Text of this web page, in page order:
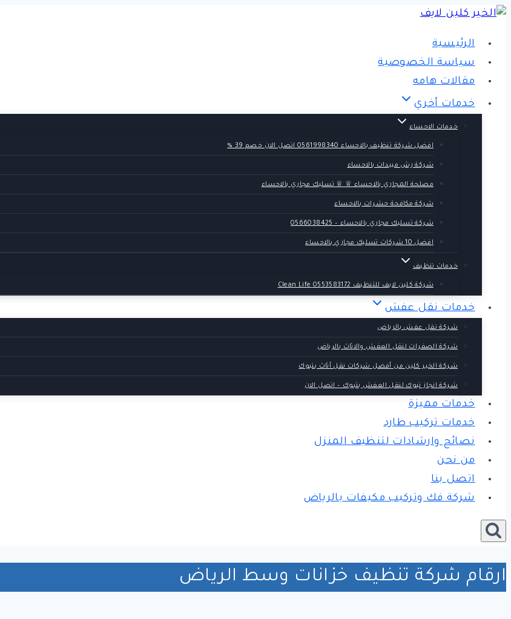
التجاوز
المحتوى
الرئيسية
سياسة الخصوصية
مقالات هامه
خدمات أخري
خدمات الاحساء
افضل شركة تنظيف بالاحساء 0561998340 اتصل الان خصم 39 %
شركة رش مبيدات بالاحساء
مصلحة المجاري بالاحساء ♕ ♕ تسليك مجاري بالاحساء
شركة مكافحة حشرات بالاحساء
شركة تسليك مجاري بالاحساء – 0566038425
افضل 10 شركات تسليك مجاري بالاحساء
خدمات تنظيف
شركة كلين لايف للتنظيف 0553583172 Clean Life
خدمات نقل عفش
شركة نقل عفش بالرياض
شركة الصفرات لنقل العفش والاثاث بالرياض
شركة الخير كلين من أفضل شركات نقل أثاث بتبوك
شركة انجاز تبوك لنقل العفش بتبوك – اتصل الان
خدمات مميزة
خدمات تركيب طارد
نصائح وارشادات لتنظيف المنزل
من نحن
اتصل بنا
شركة فك وتركيب مكيفات بالرياض
ارقام شركة تنظيف خزانات وسط الرياض